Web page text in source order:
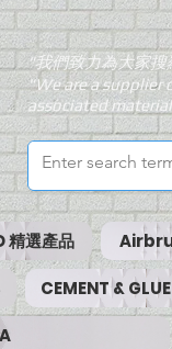
"我們致力為大家
"We are a supplier
associated
精選產品
CEMENT &